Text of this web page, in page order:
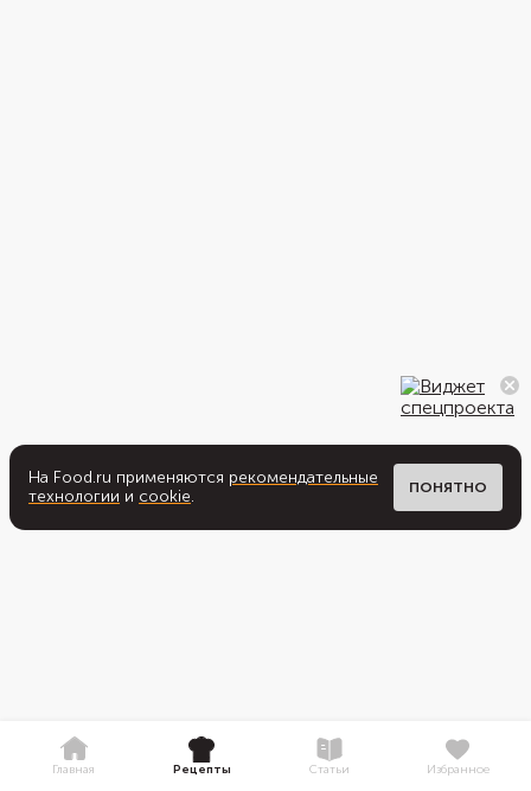
На Food.ru применяются рекомендательные
технологии и cookie. ПОНЯТНО
Главная Рецепты Статьи Избранное